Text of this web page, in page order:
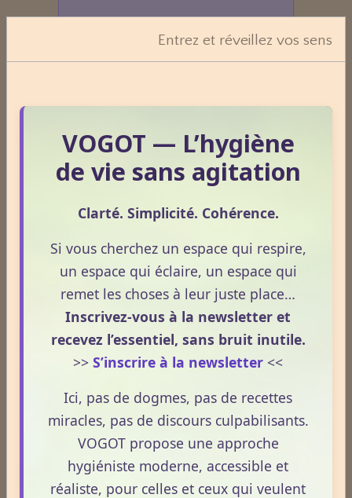
Dossiers
Le Frêne commun
Le Sens des Maux
Le monde Merveilleux du Thé
Odeurs corporelles et transpiration.
Médecines Holistiques
Entrez et réveillez vos sens
VOGOT — L’hygiène
de vie sans agitation
Clarté. Simplicité. Cohérence.
Si vous cherchez un espace qui respire,
un espace qui éclaire, un espace qui
remet les choses à leur juste place…
Inscrivez-vous à la newsletter et
recevez l’essentiel, sans bruit inutile.
>> S’inscrire à la newsletter <<
Ici, pas de dogmes, pas de recettes
miracles, pas de discours culpabilisants.
VOGOT propose une approche
hygiéniste moderne, accessible et
réaliste, pour celles et ceux qui veulent